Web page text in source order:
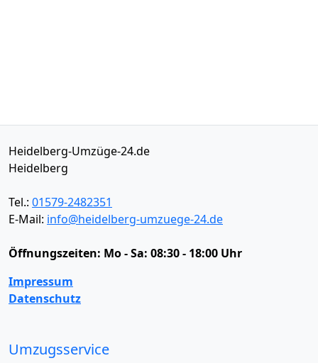
Heidelberg-Umzüge-24.de
Heidelberg
Tel.: 01579-2482351
E-Mail: info@heidelberg-umzuege-24.de
Öffnungszeiten: Mo - Sa: 08:30 - 18:00 Uhr
Impressum
Datenschutz
Umzugsservice